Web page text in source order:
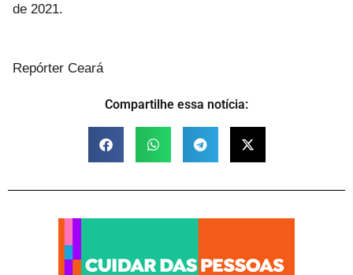
de 2021.
Repórter Ceará
Compartilhe essa notícia: